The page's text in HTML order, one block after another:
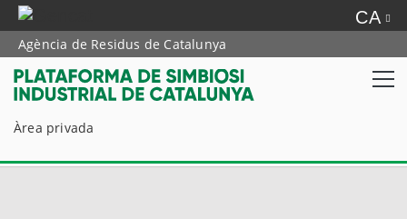
CA
Agència de Residus de Catalunya
Àrea privada